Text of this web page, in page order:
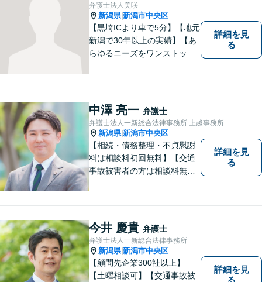
弁護士法人美咲
新潟県|新潟市中央区
【黒埼ICより車で5分】【地元
新潟で30年以上の実績】【あ
らゆるニーズをワンストップ
れを実現できるよう、最大限
の努力をいたします。
詳細を見
る
中澤 亮一 弁護士
弁護士法人一新総合法律事務所 上越事務所
新潟県|新潟市中央区
【相続・債務整理・不貞慰謝
料は相談料初回無料】【交通
事故被害者の方は相談料無料
ただける弁護士になりたいと
思っています。
詳細を見
る
今井 慶貴 弁護士
弁護士法人一新総合法律事務所
新潟県|新潟市中央区
【顧問先企業300社以上】
【土曜相談可】【交通事故被
詳細を見
る